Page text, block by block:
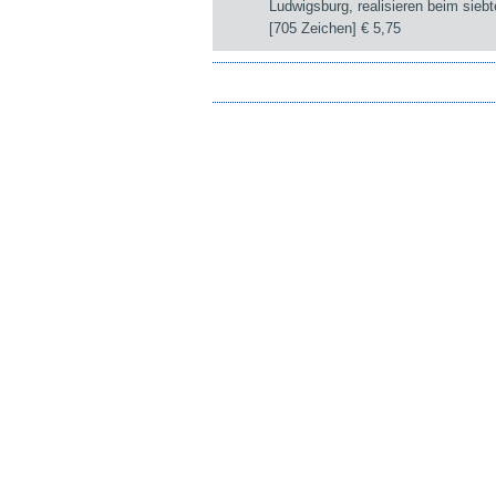
Ludwigsburg, realisieren beim
[705 Zeichen]€ 5,75